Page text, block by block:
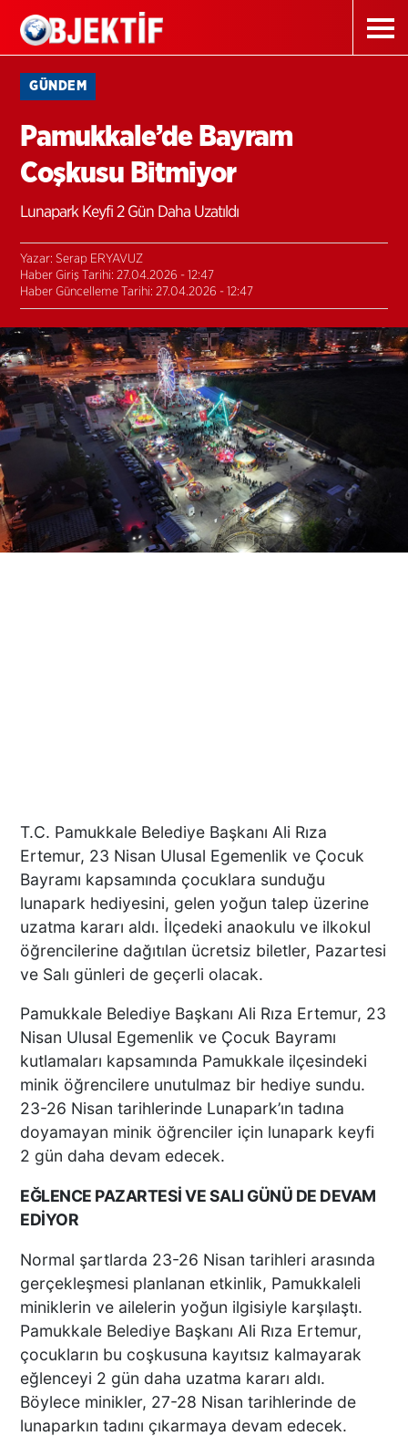
GÜNDEM
Pamukkale’de Bayram
Coşkusu Bitmiyor
Lunapark Keyfi 2 Gün Daha Uzatıldı
Yazar: Serap ERYAVUZ
Haber Giriş Tarihi: 27.04.2026 - 12:47
Haber Güncelleme Tarihi: 27.04.2026 - 12:47
T.C. Pamukkale Belediye Başkanı Ali Rıza
Ertemur, 23 Nisan Ulusal Egemenlik ve Çocuk
Bayramı kapsamında çocuklara sunduğu
lunapark hediyesini, gelen yoğun talep üzerine
uzatma kararı aldı. İlçedeki anaokulu ve ilkokul
öğrencilerine dağıtılan ücretsiz biletler, Pazartesi
ve Salı günleri de geçerli olacak.
Pamukkale Belediye Başkanı Ali Rıza Ertemur, 23
Nisan Ulusal Egemenlik ve Çocuk Bayramı
kutlamaları kapsamında Pamukkale ilçesindeki
minik öğrencilere unutulmaz bir hediye sundu.
23-26 Nisan tarihlerinde Lunapark’ın tadına
doyamayan minik öğrenciler için lunapark keyfi
2 gün daha devam edecek.
EĞLENCE PAZARTESİ VE SALI GÜNÜ DE DEVAM
EDİYOR
Normal şartlarda 23-26 Nisan tarihleri arasında
gerçekleşmesi planlanan etkinlik, Pamukkaleli
miniklerin ve ailelerin yoğun ilgisiyle karşılaştı.
Pamukkale Belediye Başkanı Ali Rıza Ertemur,
çocukların bu coşkusuna kayıtsız kalmayarak
eğlenceyi 2 gün daha uzatma kararı aldı.
Böylece minikler, 27-28 Nisan tarihlerinde de
lunaparkın tadını çıkarmaya devam edecek.